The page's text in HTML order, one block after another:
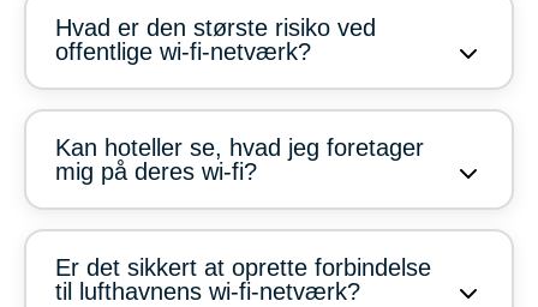
Hvad er den største risiko ved
offentlige wi-fi-netværk?
Kan hoteller se, hvad jeg foretager
mig på deres wi-fi?
Er det sikkert at oprette forbindelse
til lufthavnens wi-fi-netværk?